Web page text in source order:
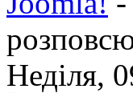
Неділя,